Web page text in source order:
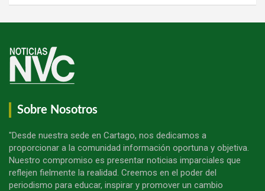
Sobre Nosotros
"Desde nuestra sede en Cartago, nos dedicamos a
proporcionar a la comunidad información oportuna y objetiva.
Nuestro compromiso es presentar noticias imparciales que
reflejen fielmente la realidad. Creemos en el poder del
periodismo para educar, inspirar y promover un cambio